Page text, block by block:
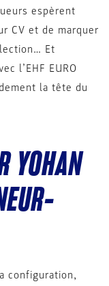
espèrent
CV et de marquer
Et
l’EHF EURO
la tête du
YOHAN
configuration,